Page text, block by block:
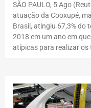
SÃO PAULO, 5 Ago
atuação da Cooxupé,
Brasil, atingiu 67,3% do
2018 em um ano em
atípicas para realizar